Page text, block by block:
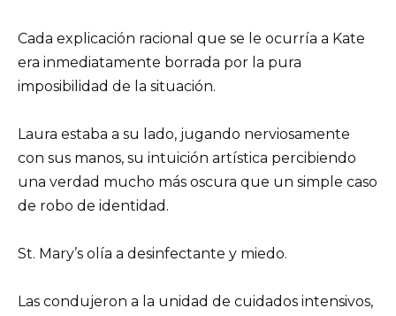
Cada explicación racional que se le ocurría a Kate
era inmediatamente borrada por la pura
imposibilidad de la situación.
Laura estaba a su lado, jugando nerviosamente
con sus manos, su intuición artística percibiendo
una verdad mucho más oscura que un simple caso
de robo de identidad.
St. Mary’s olía a desinfectante y miedo.
Las condujeron a la unidad de cuidados intensivos,